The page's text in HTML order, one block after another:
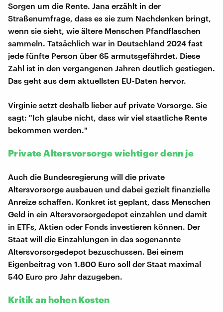
Sorgen um die Rente. Jana erzählt in der
Straßenumfrage, dass es sie zum Nachdenken bringt,
wenn sie sieht, wie ältere Menschen Pfandflaschen
sammeln. Tatsächlich war in Deutschland 2024 fast
jede fünfte Person über 65 armutsgefährdet. Diese
Zahl ist in den vergangenen Jahren deutlich gestiegen.
Das geht aus dem aktuellsten EU-Daten hervor.
Virginie setzt deshalb lieber auf private Vorsorge. Sie
sagt: "Ich glaube nicht, dass wir viel staatliche Rente
bekommen werden."
Private Altersvorsorge wichtiger denn je
Auch die Bundesregierung will die private
Altersvorsorge ausbauen und dabei gezielt finanzielle
Anreize schaffen. Konkret ist geplant, dass Menschen
Geld in ein Altersvorsorgedepot einzahlen und damit
in ETFs, Aktien oder Fonds investieren können. Der
Staat will die Einzahlungen in das sogenannte
Altersvorsorgedepot bezuschussen. Bei einem
Eigenbeitrag von 1.800 Euro soll der Staat maximal
540 Euro pro Jahr dazugeben.
Kritik an hohen Kosten